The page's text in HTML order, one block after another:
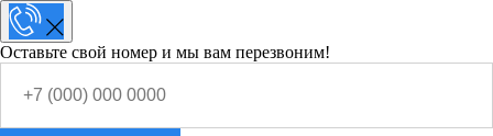
Оставьте свой номер и мы вам перезвоним!